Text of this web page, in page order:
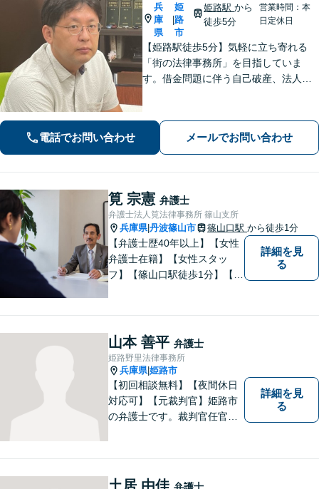
兵
庫
県
姫
路
市
姫路駅から
徒歩5分
営業時間：本
日定休日
【姫路駅徒歩5分】気軽に立ち寄れる
「街の法律事務所」を目指していま
す。借金問題に伴う自己破産、法人破
しっかり耳を傾けサポートいたしま
す。【初回相談無料】【個室対応】
電話でお問い合わせ メールでお問い合わせ
筧 宗憲 弁護士
弁護士法人筧法律事務所 篠山支所
兵庫県|丹波篠山市 篠山口駅 から徒歩1分
【弁護士歴40年以上】【女性
弁護士在籍】【女性スタッ
フ】【篠山口駅徒歩1分】【夜
談ください。様々な悩みや不
安に寄り添い、お抱えの問題
の迅速かつ適切な解決を目指
します。
詳細を見
る
山本 善平 弁護士
姫路野里法律事務所
兵庫県|姫路市
【初回相談無料】【夜間休日
対応可】【元裁判官】姫路市
の弁護士です。裁判官任官２
ご相談ください。
詳細を見
る
土居 由佳 弁護士